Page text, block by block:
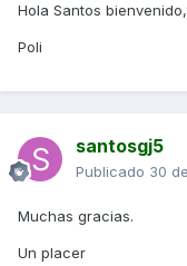
Hola Santos
Poli
santosgj5
Publicado 30
Muchas gracias.
Un placer